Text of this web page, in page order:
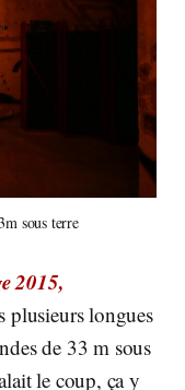
sous terre
2015,
plusieurs longues
de 33 m sous
le coup, ça y